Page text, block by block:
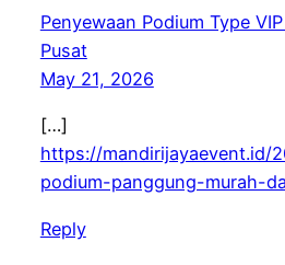
Penyewaan Podium Type
Pusat
May 21, 2026
[…]
https://mandirijayaevent.id/
podium-panggung-murah-
Reply